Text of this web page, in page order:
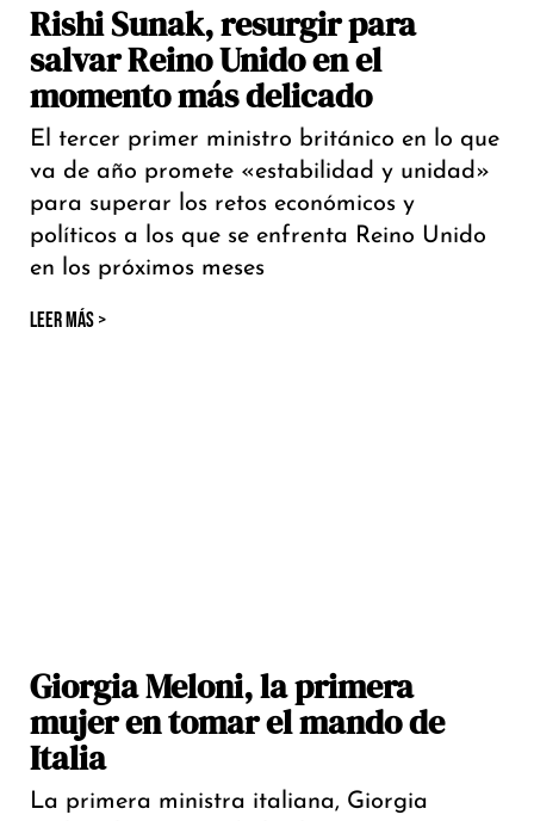
Rishi Sunak, resurgir para
salvar Reino Unido en el
momento más delicado
El tercer primer ministro británico en lo que
va de año promete «estabilidad y unidad»
para superar los retos económicos y
políticos a los que se enfrenta Reino Unido
en los próximos meses
LEER MÁS >
Giorgia Meloni, la primera
mujer en tomar el mando de
Italia
La primera ministra italiana, Giorgia